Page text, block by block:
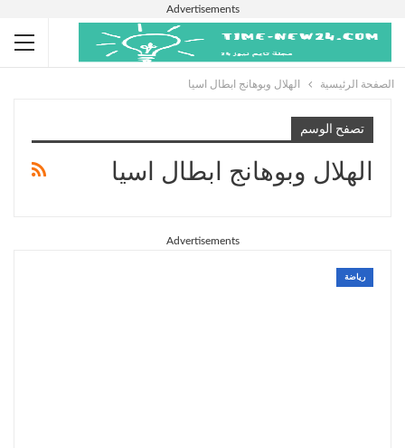
Advertisements
الصفحة الرئيسية الهلال وبوهانج ابطال اسيا
تصفح الوسم
الهلال وبوهانج ابطال اسيا
Advertisements
رياضة